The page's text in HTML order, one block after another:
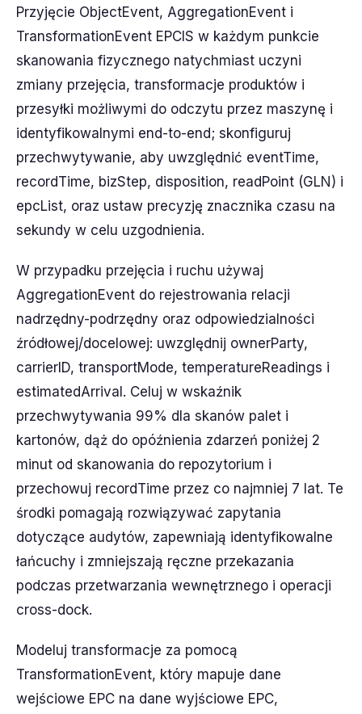
Przyjęcie ObjectEvent, AggregationEvent i
TransformationEvent EPCIS w każdym punkcie
skanowania fizycznego natychmiast uczyni
zmiany przejęcia, transformacje produktów i
przesyłki możliwymi do odczytu przez maszynę i
identyfikowalnymi end-to-end; skonfiguruj
przechwytywanie, aby uwzględnić eventTime,
recordTime, bizStep, disposition, readPoint (GLN) i
epcList, oraz ustaw precyzję znacznika czasu na
sekundy w celu uzgodnienia.
W przypadku przejęcia i ruchu używaj
AggregationEvent do rejestrowania relacji
nadrzędny-podrzędny oraz odpowiedzialności
źródłowej/docelowej: uwzględnij ownerParty,
carrierID, transportMode, temperatureReadings i
estimatedArrival. Celuj w wskaźnik
przechwytywania 99% dla skanów palet i
kartonów, dąż do opóźnienia zdarzeń poniżej 2
minut od skanowania do repozytorium i
przechowuj recordTime przez co najmniej 7 lat. Te
środki pomagają rozwiązywać zapytania
dotyczące audytów, zapewniają identyfikowalne
łańcuchy i zmniejszają ręczne przekazania
podczas przetwarzania wewnętrznego i operacji
cross-dock.
Modeluj transformacje za pomocą
TransformationEvent, który mapuje dane
wejściowe EPC na dane wyjściowe EPC,